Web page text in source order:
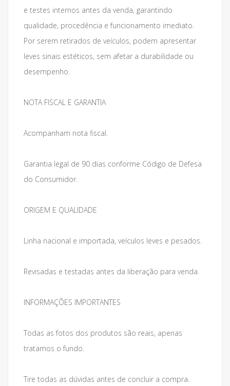
e testes internos antes da venda, garantindo
qualidade, procedência e funcionamento imediato.
Por serem retirados de veículos, podem apresentar
leves sinais estéticos, sem afetar a durabilidade ou
desempenho.
NOTA FISCAL E GARANTIA
Acompanham nota fiscal.
Garantia legal de 90 dias conforme Código de Defesa
do Consumidor.
ORIGEM E QUALIDADE
Linha nacional e importada, veículos leves e pesados.
Revisadas e testadas antes da liberação para venda.
INFORMAÇÕES IMPORTANTES
Todas as fotos dos produtos são reais, apenas
tratamos o fundo.
Tire todas as dúvidas antes de concluir a compra.